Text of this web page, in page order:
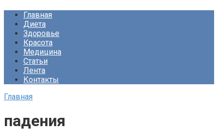
Главная
Диета
Здоровье
Красота
Медицина
Статьи
Лента
Контакты
Главная
падения